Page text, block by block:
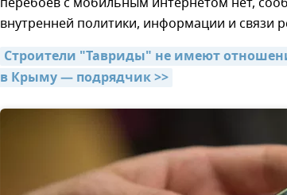
внутренней политики, информации и связи
Строители "Тавриды" не имеют
в Крыму — подрядчик >>